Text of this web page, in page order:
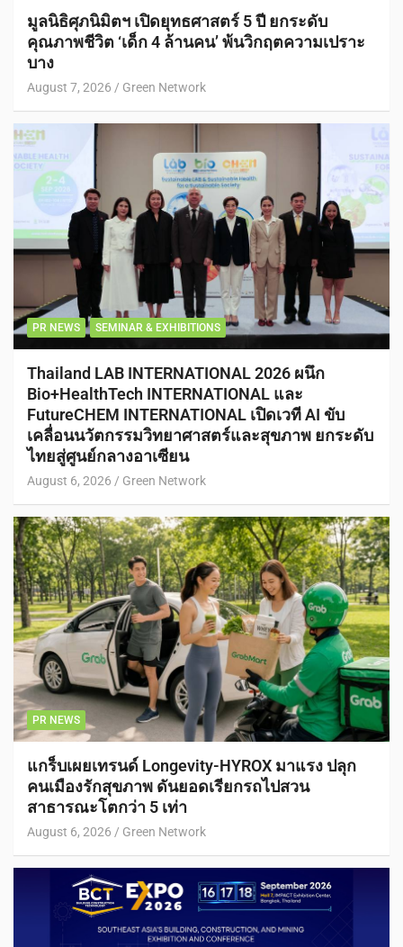
มูลนิธิศุภนิมิตฯ เปิดยุทธศาสตร์ 5 ปี ยกระดับ
คุณภาพชีวิต ‘เด็ก 4 ล้านคน’ พ้นวิกฤตความเปราะ
บาง
August 7, 2026 Green Network
PR NEWS SEMINAR & EXHIBITIONS
Thailand LAB INTERNATIONAL 2026 ผนึก
Bio+HealthTech INTERNATIONAL และ
FutureCHEM INTERNATIONAL เปิดเวที AI ขับ
เคลื่อนนวัตกรรมวิทยาศาสตร์และสุขภาพ ยกระดับ
ไทยสู่ศูนย์กลางอาเซียน
August 6, 2026 Green Network
PR NEWS
แกร็บเผยเทรนด์ Longevity-HYROX มาแรง ปลุก
คนเมืองรักสุขภาพ ดันยอดเรียกรถไปสวน
สาธารณะโตกว่า 5 เท่า
August 6, 2026 Green Network